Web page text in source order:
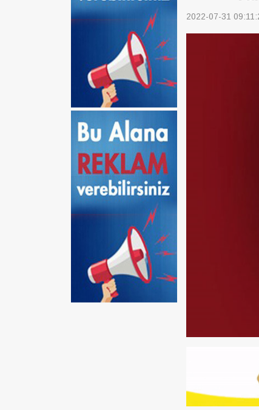
2022-07-31